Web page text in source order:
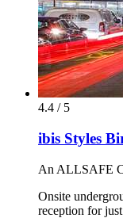
4.4 / 5
ibis Styles
An ALLSAFE
Onsite
reception for